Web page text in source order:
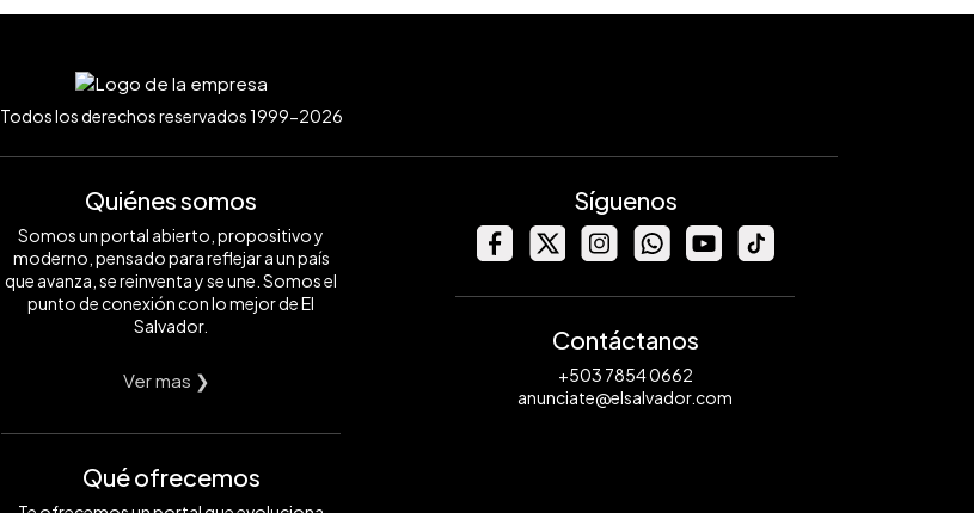
Todos los derechos reservados 1999-2026
Quiénes somos
Somos un portal abierto, propositivo y
moderno, pensado para reflejar a un país
que avanza, se reinventa y se une. Somos el
punto de conexión con lo mejor de El
Salvador.
Ver mas ❯
Qué ofrecemos
Síguenos
Contáctanos
+503 7854 0662
anunciate@elsalvador.com